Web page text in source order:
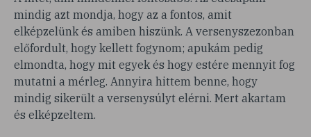
mindig azt mondja, hogy az a fontos, amit
elképzelünk és amiben hiszünk. A versenyszezonban
előfordult, hogy kellett fogynom; apukám pedig
elmondta, hogy mit egyek és hogy estére mennyit fog
mutatni a mérleg. Annyira hittem benne, hogy
mindig sikerült a versenysúlyt elérni. Mert akartam
és elképzeltem.